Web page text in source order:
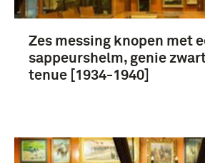
Zes messing knopen met
sappeurshelm, genie
tenue [1934-1940]